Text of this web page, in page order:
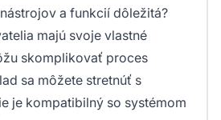
a funkcií dôležitá?
majú svoje vlastné
skomplikovať proces
sa môžete stretnúť s
je kompatibilný so systémom